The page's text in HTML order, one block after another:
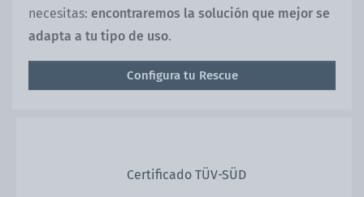
necesitas: encontraremos la solución que mejor se
adapta a tu tipo de uso.
Configura tu Rescue
Certificado TÜV-SÜD